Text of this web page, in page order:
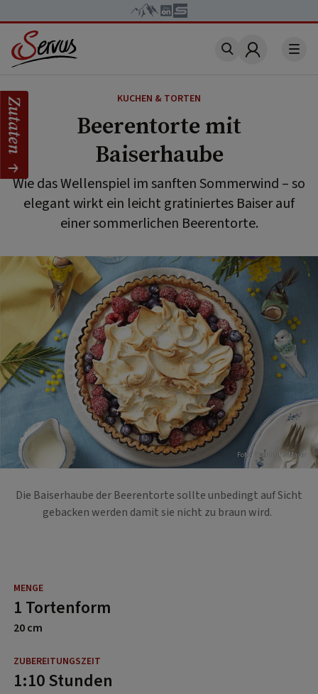
Account
KUCHEN & TORTEN
Beerentorte mit
Baiserhaube
Wie das Wellenspiel im sanften Sommerwind – so
elegant wirkt ein leicht gratiniertes Baiser auf
einer sommerlichen Beerentorte.
Foto: Eisenhut & Mayer
Die Baiserhaube der Beerentorte sollte unbedingt auf Sicht
gebacken werden damit sie nicht zu braun wird.
1 Tortenform
20 cm
1:10 Stunden
Zutaten